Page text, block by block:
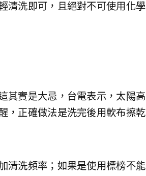
清洗即可，且絕對不可使用化學
其實是大忌，台電表示，太陽高
，正確做法是洗完後用軟布擦乾
清洗頻率；如果是使用標榜不能